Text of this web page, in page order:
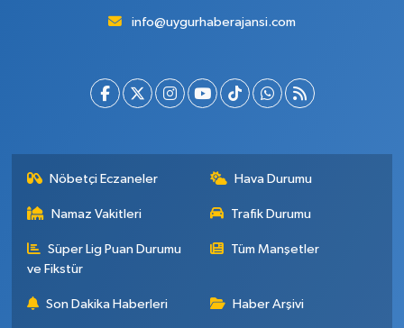
info@uygurhaberajansi.com
Nöbetçi Eczaneler Hava Durumu
Namaz Vakitleri Trafik Durumu
Süper Lig Puan Durumu
ve Fikstür
Tüm Manşetler
Son Dakika Haberleri Haber Arşivi